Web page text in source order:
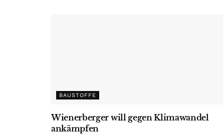
BAUSTOFFE
Wienerberger will gegen Klimawandel
ankämpfen